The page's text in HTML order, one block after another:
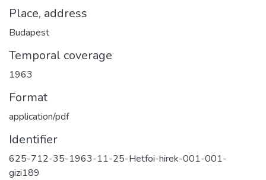
Place, address
Budapest
Temporal coverage
1963
Format
application/pdf
Identifier
625-712-35-1963-11-25-Hetfoi-hirek-001-001-
gizi189